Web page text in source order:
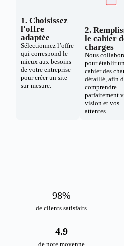
1. Choisissez
l'offre
adaptée
Sélectionnez l’offre
qui correspond le
mieux aux besoins
de votre entreprise
pour créer un site
sur-mesure.
2.
le cahier
charges
Nous
pour établir un
cahier des
détaillé, afin
comprendre
parfaitement
vision et vos
attentes.
de clients satisfaits
98%
de note moyenne
4.9